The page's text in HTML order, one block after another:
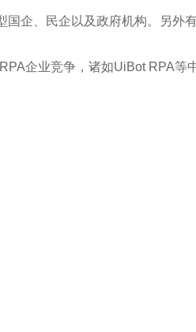
企、民企以及政府机构。另外
企业竞争，诸如UiBot RPA等